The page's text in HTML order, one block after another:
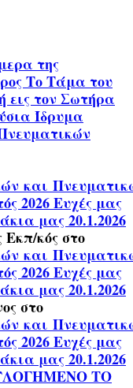
της
Το Τάμα του
εις τον Σωτήρα
Ίδρυμα
και
2026 Ευχές μας
μας 20.1.2026
Εκπ/κόςστο
και
2026 Ευχές μας
μας 20.1.2026
στο
και
2026 Ευχές μας
μας 20.1.2026
ΤΟ